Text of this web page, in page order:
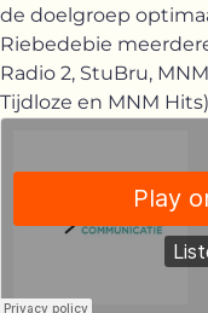
de doelgroep
Riebedebie
Radio 2, StuBru,
Tijdloze en MNM